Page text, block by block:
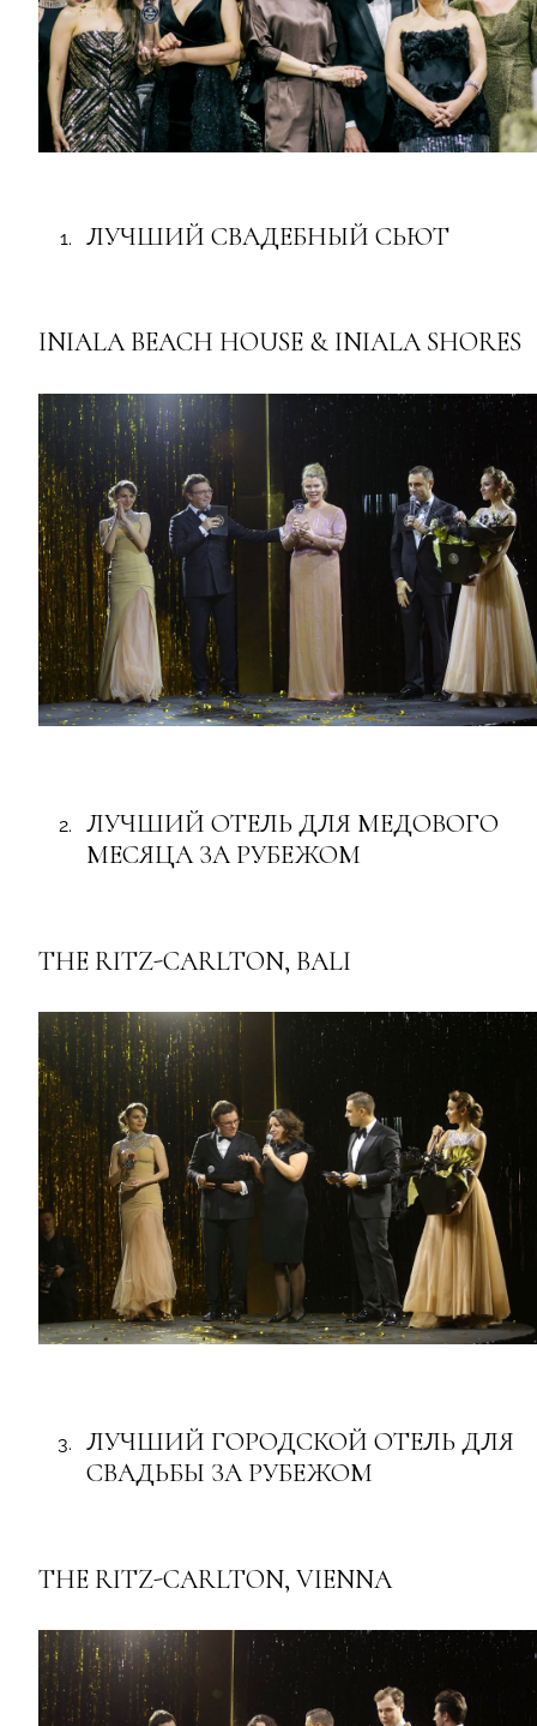
ЛУЧШИЙ СВАДЕБНЫЙ СЬЮТ
INIALA BEACH HOUSE & INIALA SHORES
ЛУЧШИЙ ОТЕЛЬ ДЛЯ МЕДОВОГО
МЕСЯЦА ЗА РУБЕЖОМ
THE RITZ-CARLTON, BALI
ЛУЧШИЙ ГОРОДСКОЙ ОТЕЛЬ ДЛЯ
СВАДЬБЫ ЗА РУБЕЖОМ
THE RITZ-CARLTON, VIENNA